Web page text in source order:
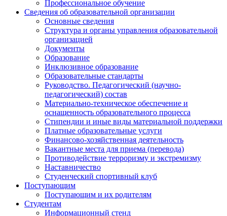
Профессиональное обучение
Сведения об образовательной организации
Основные сведения
Структура и органы управления образовательной
организацией
Документы
Образование
Инклюзивное образование
Образовательные стандарты
Руководство. Педагогический (научно-
педагогический) состав
Материально-техническое обеспечение и
оснащенность образовательного процесса
Стипендии и иные виды материальной поддержки
Платные образовательные услуги
Финансово-хозяйственная деятельность
Вакантные места для приема (перевода)
Противодействие терроризму и экстремизму
Наставничество
Студенческий спортивный клуб
Поступающим
Поступающим и их родителям
Студентам
Информационный стенд